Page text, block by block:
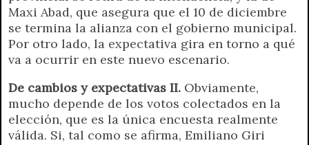
Maxi Abad, que asegura que el 10 de diciembre
se termina la alianza con el gobierno municipal.
Por otro lado, la expectativa gira en torno a qué
va a ocurrir en este nuevo escenario.
De cambios y expectativas II. Obviamente,
mucho depende de los votos colectados en la
elección, que es la única encuesta realmente
válida. Si, tal como se afirma, Emiliano Giri